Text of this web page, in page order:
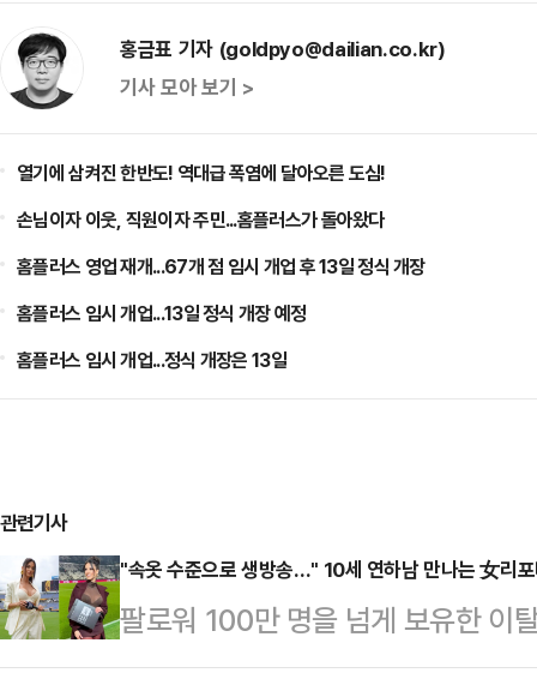
홍금표 기자 (goldpyo@dailian.co.kr)
기사 모아 보기 >
열기에 삼켜진 한반도! 역대급 폭염에 달아오른 도심!
손님이자 이웃, 직원이자 주민...홈플러스가 돌아왔다
홈플러스 영업 재개...67개 점 임시 개업 후 13일 정식 개장
홈플러스 임시 개업...13일 정식 개장 예정
홈플러스 임시 개업...정식 개장은 13일
관련기사
"속옷 수준으로 생방송…" 10세 연하남 만나는 女리
팔로워 100만 명을 넘게 보유한 이
나의 과한 노출 의상이 화제의 중